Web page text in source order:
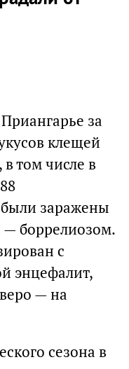
за
клещей
в том числе в
заражены
— боррелиозом.
с
энцефалит,
— на
сезона в